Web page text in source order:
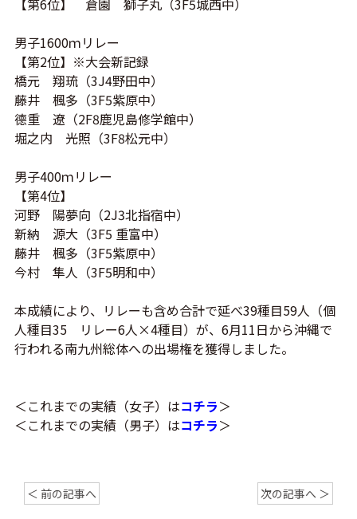
男子1600ｍリレー
【第2位】※大会新記録
橋元 翔琉（3J4野田中）
藤井 楓多（3F5紫原中）
德重 遼（2F8鹿児島修学館中）
堀之内 光照（3F8松元中）
男子400ｍリレー
【第4位】
河野 陽夢向（2J3北指宿中）
新納 源大（3F5 重富中）
藤井 楓多（3F5紫原中）
今村 隼人（3F5明和中）
本成績により、リレーも含め合計で延べ39種目59人（個
人種目35 リレー6人×4種目）が、6月11日から沖縄で
行われる南九州総体への出場権を獲得しました。
＜これまでの実績（女子）はコチラ＞
＜これまでの実績（男子）はコチラ＞
＜ 前の記事へ 次の記事へ ＞